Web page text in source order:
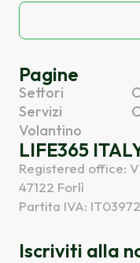
Pagine
Settori
Servizi
Volantino
LIFE365
Registered office:
47122 Forlì
Partita IVA:
Iscriviti alla